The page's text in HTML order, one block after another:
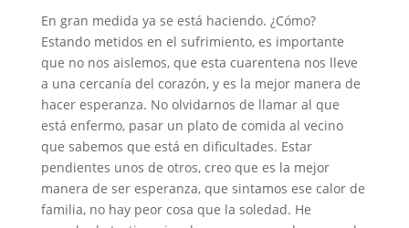
En gran medida ya se está haciendo. ¿Cómo?
Estando metidos en el sufrimiento, es importante
que no nos aislemos, que esta cuarentena nos lleve
a una cercanía del corazón, y es la mejor manera de
hacer esperanza. No olvidarnos de llamar al que
está enfermo, pasar un plato de comida al vecino
que sabemos que está en dificultades. Estar
pendientes unos de otros, creo que es la mejor
manera de ser esperanza, que sintamos ese calor de
familia, no hay peor cosa que la soledad. He